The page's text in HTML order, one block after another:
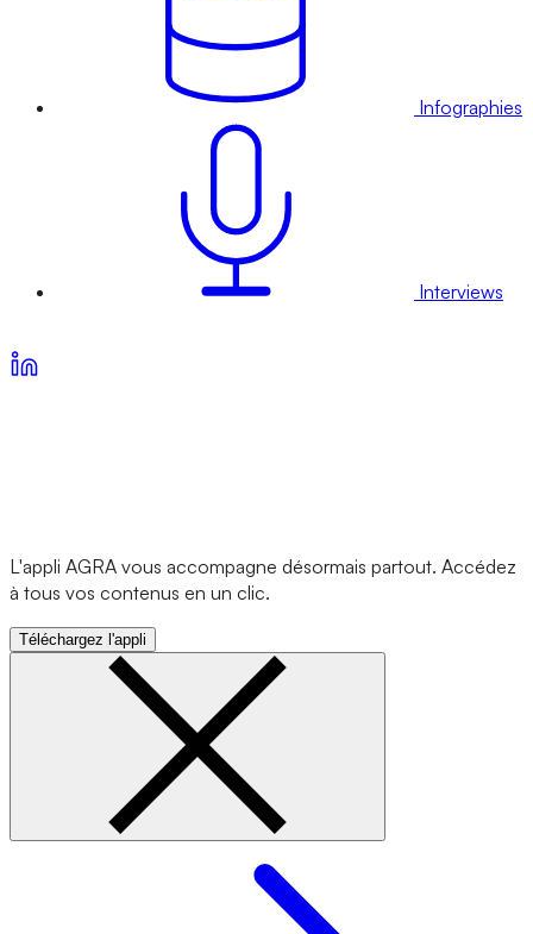
Infographies
Interviews
L'appli AGRA vous accompagne désormais partout. Accédez
à tous vos contenus en un clic.
Téléchargez l'appli